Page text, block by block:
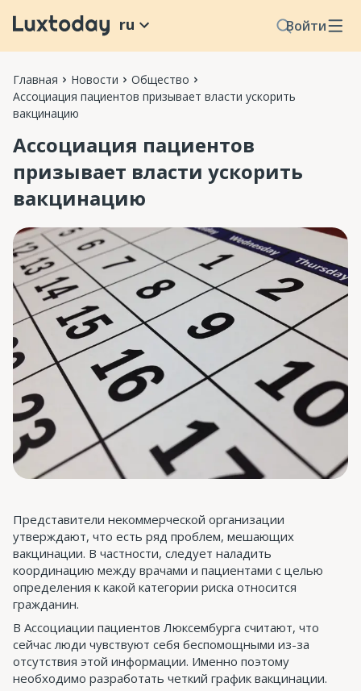
Войти
ru
Главная Новости
Общество
Ассоциация пациентов призывает власти ускорить
вакцинацию
Ассоциация пациентов
призывает власти ускорить
вакцинацию
Представители некоммерческой организации
утверждают, что есть ряд проблем, мешающих
вакцинации. В частности, следует наладить
координацию между врачами и пациентами с целью
определения к какой категории риска относится
гражданин.
В Ассоциации пациентов Люксембурга считают, что
сейчас люди чувствуют себя беспомощными из-за
отсутствия этой информации. Именно поэтому
необходимо разработать четкий график вакцинации.